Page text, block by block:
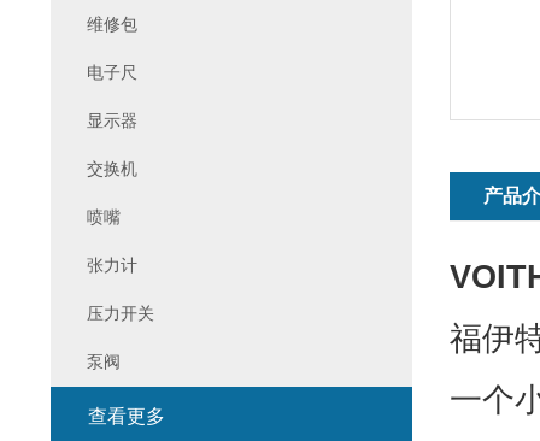
产品
福伊
一个
维修包
电子尺
显示器
交换机
喷嘴
张力计
压力开关
泵阀
查看更多